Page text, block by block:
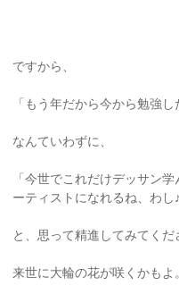
ですから、
「もう年だから今から勉強し
なんていわずに、
「今世でこれだけデッサン
ーティストになれるね、わし♪
と、思って精進してみてくだ
来世に大輪の花が咲くかもよ